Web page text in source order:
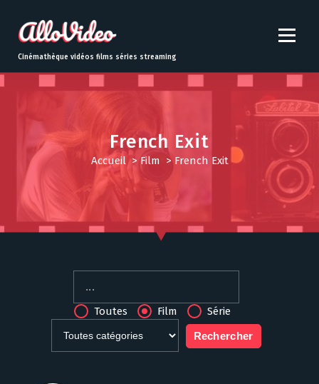
t
o
Cinémathèque vidéos films séries streaming
French Exit
Accueil>Film > French Exit
Toutes Film Série